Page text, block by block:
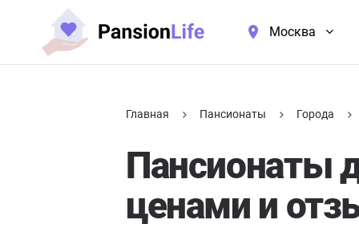
Москва
Главная Пансионаты Города
Пансионаты
ценами и